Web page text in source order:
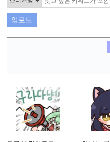
업로드